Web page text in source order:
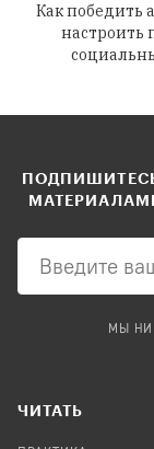
Как победить
настроить
МЫ
ЧИТАТЬ